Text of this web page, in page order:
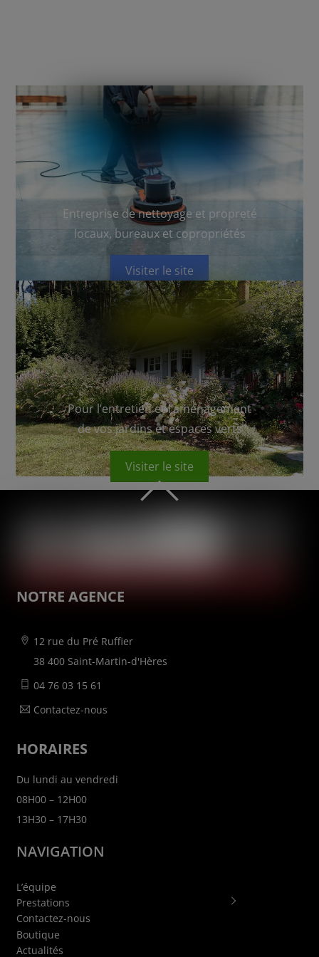
Entreprise de nettoyage et propreté
locaux, bureaux et copropriétés
Visiter le site
Pour l’entretien et l’aménagement
de vos jardins et espaces verts
Visiter le site
HAUT
NOTRE AGENCE
12 rue du Pré Ruffier
38 400 Saint-Martin-d'Hères
04 76 03 15 61
Contactez-nous
HORAIRES
Du lundi au vendredi
08H00 – 12H00
13H30 – 17H30
NAVIGATION
L’équipe
Prestations
Contactez-nous
Boutique
Actualités